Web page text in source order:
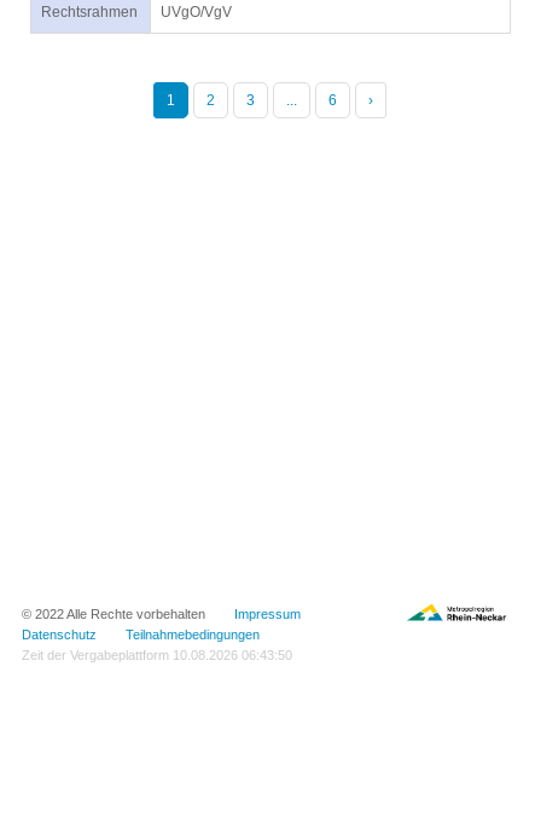
Rechtsrahmen UVgO/VgV
1 2 3 ... 6 ›
© 2022 Alle Rechte vorbehalten Impressum
Datenschutz
Teilnahmebedingungen
Zeit der Vergabeplattform 10.08.2026 06:43:50